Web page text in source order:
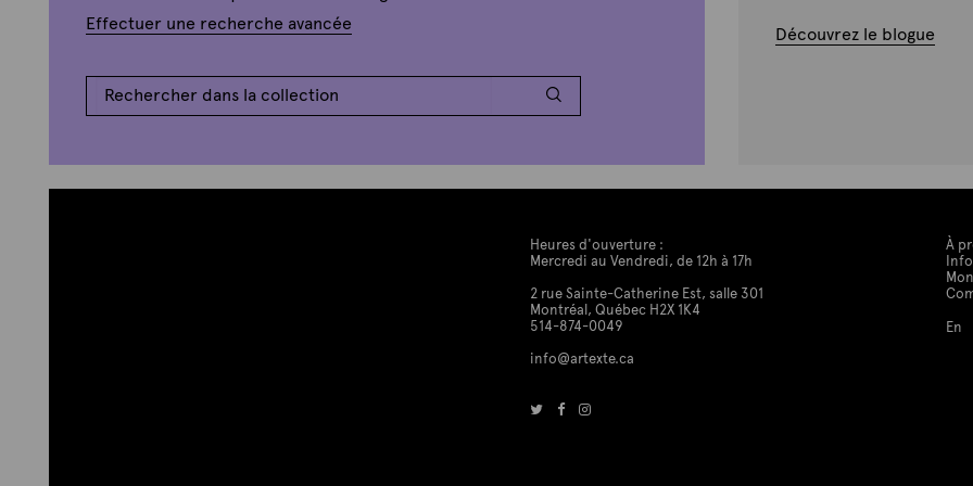
Effectuer une recherche avancée
Découvrez le blogue
Heures d'ouverture :
Mercredi au Vendredi, de 12h à 17h
2 rue Sainte-Catherine Est, salle 301
Montréal, Québec H2X 1K4
514-874-0049
info@artexte.ca
À
En